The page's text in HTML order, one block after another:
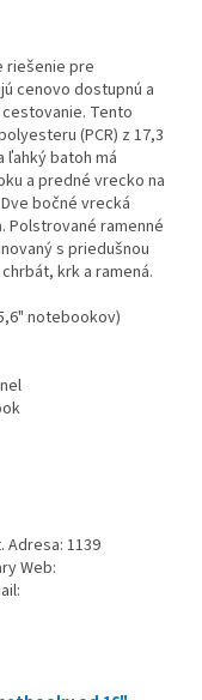
riešenie pre
cenovo dostupnú a
Tento
(PCR) z 17,3
ľahký batoh má
a predné vrecko na
bočné vrecká
Polstrované ramenné
s priedušnou
krk a ramená.
notebookov)
Adresa: 1139
Web: